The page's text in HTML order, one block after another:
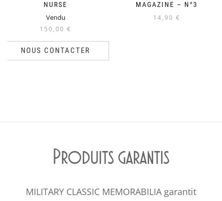
NURSE
Vendu
150,00 €
NOUS CONTACTER
MAGAZINE – N°3
14,90 €
Produits garantis
MILITARY CLASSIC MEMORABILIA garantit